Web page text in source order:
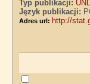
Typ publikacji:
Język publikacji:
Adres url: http://